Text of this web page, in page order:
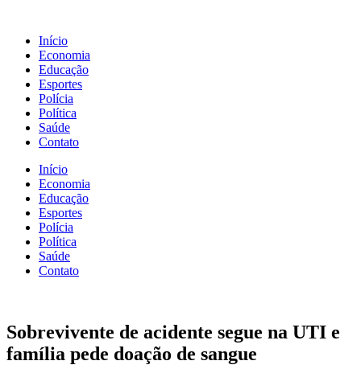
Início
Economia
Educação
Esportes
Polícia
Política
Saúde
Contato
Início
Economia
Educação
Esportes
Polícia
Política
Saúde
Contato
Sobrevivente de acidente segue na UTI e
família pede doação de sangue